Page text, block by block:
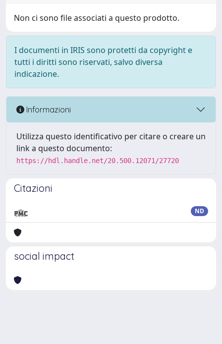
Non ci sono file associati a questo prodotto.
I documenti in IRIS sono protetti da copyright e
tutti i diritti sono riservati, salvo diversa
indicazione.
Informazioni
Utilizza questo identificativo per citare o creare un
link a questo documento:
https://hdl.handle.net/20.500.12071/27720
Citazioni
ND
social impact